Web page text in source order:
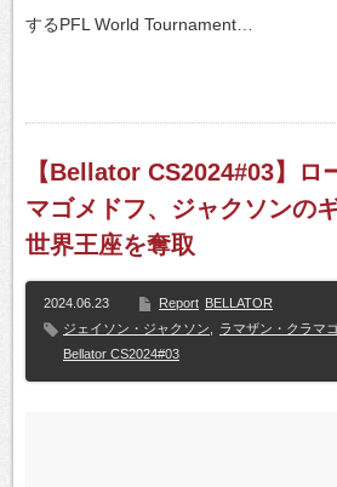
するPFL World Tournament…
【Bellator CS2024#03】ロ
マゴメドフ、ジャクソンの
世界王座を奪取
2024.06.23 Report BELLATOR
ジェイソン・ジャクソン
ラマザン・クラマ
Bellator CS2024#03